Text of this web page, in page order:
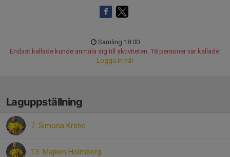
Samling 18:00
Endast kallade kunde anmäla sig till aktiviteten. 18 personer var kallade.
Logga in här
Laguppställning
7. Simona Krstic
13. Majken Holmberg